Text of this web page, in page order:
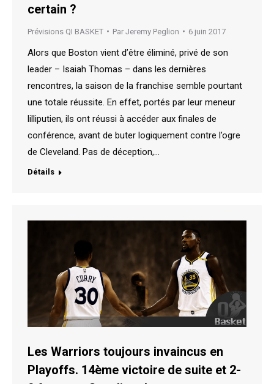
certain ?
Prévisions QI BASKET Par Jeremy Peglion 6 juin 2017
Alors que Boston vient d’être éliminé, privé de son
leader – Isaiah Thomas – dans les dernières
rencontres, la saison de la franchise semble pourtant
une totale réussite. En effet, portés par leur meneur
lilliputien, ils ont réussi à accéder aux finales de
conférence, avant de buter logiquement contre l’ogre
de Cleveland. Pas de déception,…
Détails
Les Warriors toujours invaincus en
Playoffs. 14ème victoire de suite et 2-